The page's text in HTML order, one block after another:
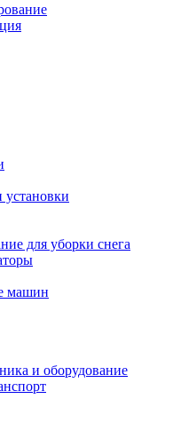
для уборки снега
машин
и оборудование